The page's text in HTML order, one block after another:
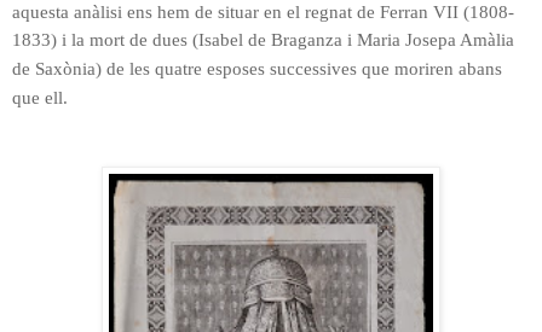
aquesta anàlisi ens hem de situar en el regnat de Ferran VII (1808-
1833) i la mort de dues (Isabel de Braganza i Maria Josepa Amàlia
de Saxònia) de les quatre esposes successives que moriren abans
que ell.